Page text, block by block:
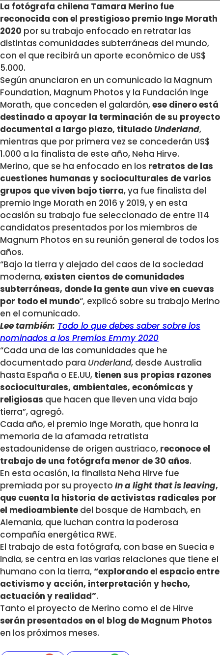
La fotógrafa chilena Tamara Merino fue
reconocida con el prestigioso premio Inge Morath
2020 por su trabajo enfocado en retratar las
distintas comunidades subterráneas del mundo,
con el que recibirá un aporte económico de US$
5.000.
Según anunciaron en un comunicado la Magnum
Foundation, Magnum Photos y la Fundación Inge
Morath, que conceden el galardón,ese dinero está
destinado a apoyar la terminación de su proyecto
documental a largo plazo, titulado Underland,
mientras que por primera vez se concederán US$
1.000 a la finalista de este año, Neha Hirve.
Merino, que se ha enfocado en los retratos de las
cuestiones humanas y socioculturales de varios
grupos que viven bajo tierra, ya fue finalista del
premio Inge Morath en 2016 y 2019, y en esta
ocasión su trabajo fue seleccionado de entre 114
candidatos presentados por los miembros de
Magnum Photos en su reunión general de todos los
años.
“Bajo la tierra y alejado del caos de la sociedad
moderna,existen cientos de comunidades
subterráneas, donde la gente aun vive en cuevas
por todo el mundo“, explicó sobre su trabajo Merino
en el comunicado.
Lee también: Todo lo que debes saber sobre los
nominados a los Premios Emmy 2020
“Cada una de las comunidades que he
documentado para Underland, desde Australia
hasta España o EE.UU, tienen sus propias razones
socioculturales, ambientales, económicas y
religiosas que hacen que lleven una vida bajo
tierra”, agregó.
Cada año, el premio Inge Morath, que honra la
memoria de la afamada retratista
estadounidense de origen austriaco, reconoce el
trabajo de una fotógrafa menor de 30 años.
En esta ocasión, la finalista Neha Hirve fue
premiada por su proyecto In a light that is leaving,
que cuenta la historia de activistas radicales por
el medioambiente del bosque de Hambach, en
Alemania, que luchan contra la poderosa
compañía energética RWE.
El trabajo de esta fotógrafa, con base en Suecia e
India, se centra en las varias relaciones que tiene el
humano con la tierra,“explorando el espacio entre
activismo y acción, interpretación y hecho,
actuación y realidad”.
Tanto el proyecto de Merino como el de Hirve
serán presentados en el blog de Magnum Photos
en los próximos meses.